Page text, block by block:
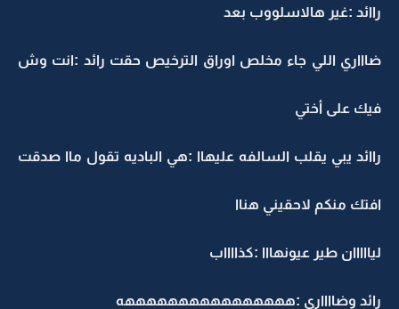
راائد :غير هالاسلووب بعد
ضاااري اللي جاء مخلص اوراق الترخيص حقت رائد :انت وش
فيك على أختي
راائد يبي يقلب السالفه عليهاا :هي الباديه تقول ماا صدقت
افتك منكم لاحقيني هناا
ليااااان طير عيونهااا :كذااااب
رائد وضااااري :ههههههههههههههههه